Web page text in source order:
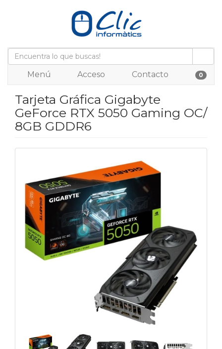
Menú Acceso Contacto 0
Tarjeta Gráfica Gigabyte
GeForce RTX 5050 Gaming OC/
8GB GDDR6